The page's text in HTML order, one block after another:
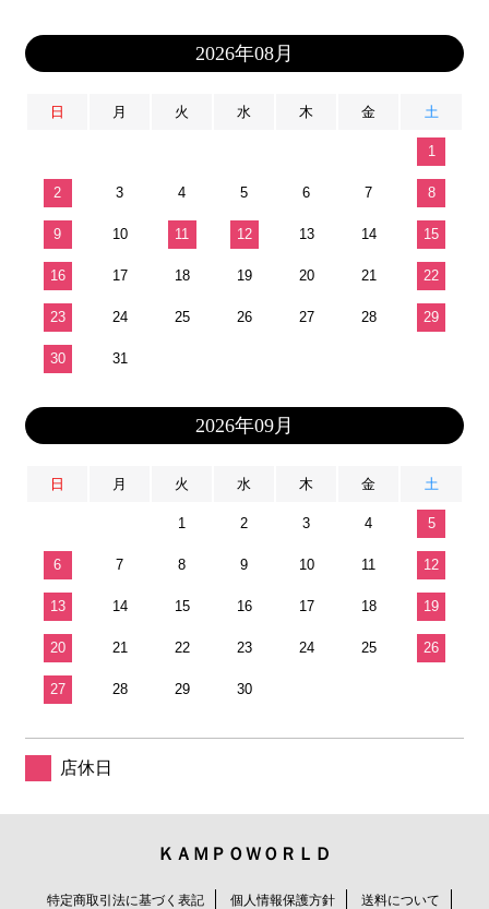
2026年08月
日 月 火 水 木 金 土
1
2 3 4 5 6 7 8
9 10 11 12 13 14 15
16 17 18 19 20 21 22
23 24 25 26 27 28 29
30 31
2026年09月
日 月 火 水 木 金 土
1 2 3 4 5
6 7 8 9 10 11 12
13 14 15 16 17 18 19
20 21 22 23 24 25 26
27 28 29 30
店休日
ＫＡＭＰＯＷＯＲＬＤ
特定商取引法に基づく表記 個人情報保護方針 送料について